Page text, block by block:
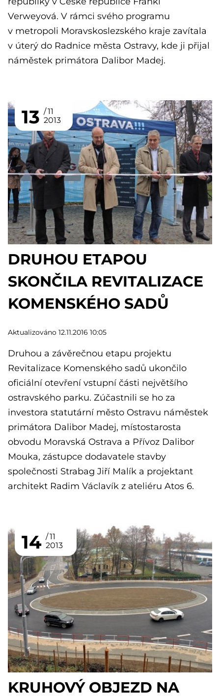
Verweyová. V rámci svého programu
v metropoli Moravskoslezského kraje zavítala
v úterý do Radnice města Ostravy, kde ji přijal
náměstek primátora Dalibor Madej.
13
11
2013
DRUHOU ETAPOU
SKONČILA REVITALIZACE
KOMENSKÉHO SADŮ
Aktualizováno 12.11.2016 10:05
Druhou a závěrečnou etapu projektu
Revitalizace Komenského sadů ukončilo
oficiální otevření vstupní části největšího
ostravského parku. Zúčastnili se ho za
investora statutární město Ostravu náměstek
primátora Dalibor Madej, místostarosta
obvodu Moravská Ostrava a Přívoz Dalibor
Mouka, zástupce dodavatele stavby
společnosti Strabag Jiří Malík a projektant
architekt Radim Václavík z ateliéru Atos 6.
14
11
2013
KRUHOVÝ OBJEZD NA